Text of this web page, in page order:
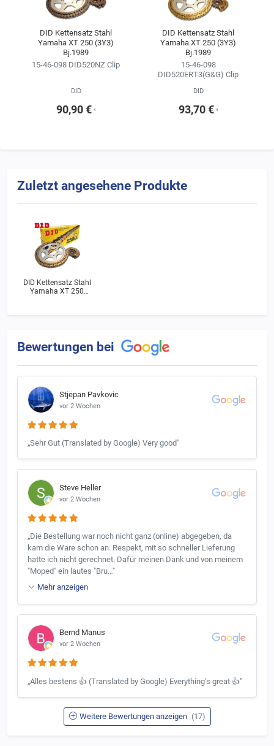
Kitkonfigurator ändern.
Wir empfehlen, sich für die Kette im Kettensatz stets an der
Erstausrüsterqualität zu orientieren
(siehe Ergebnisse der Fahrzeugsuche).
DID Kettensatz Stahl
Yamaha XT 250 (3Y3)
Bj.1989
15-46-098 DID520NZ Clip
DID
90,90 € ¹
DID Kettensatz Stahl
Yamaha XT 250 (3Y3)
Bj.1989
15-46-098
DID520ERT3(G&G) Clip
DID
93,70 € ¹
Zuletzt angesehene Produkte
DID Kettensatz Stahl
Yamaha XT 250
Bewertungen bei
Stjepan Pavkovic
vor 2 Wochen
„Sehr Gut (Translated by Google) Very good"
Steve Heller
vor 2 Wochen
„Die Bestellung war noch nicht ganz (online) abgegeben, da
kam die Ware schon an. Respekt, mit so schneller Lieferung
hatte ich nicht gerechnet. Dafür meinen Dank und von meinem
"Moped" ein lautes "Bru…"
Mehr anzeigen
Bernd Manus
vor 2 Wochen
„Alles bestens 👍 (Translated by Google) Everything's great 👍"
Weitere Bewertungen anzeigen (17)